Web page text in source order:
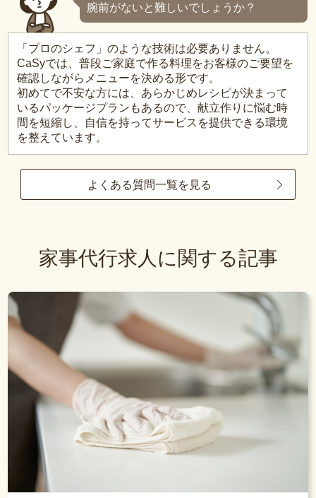
腕前がないと難しいでしょうか？
「プロのシェフ」のような技術は必要ありません。
CaSyでは、普段ご家庭で作る料理をお客様のご要望を
確認しながらメニューを決める形です。
初めてで不安な方には、あらかじめレシピが決まって
いるパッケージプランもあるので、献立作りに悩む時
間を短縮し、自信を持ってサービスを提供できる環境
を整えています。
よくある質問一覧を見る
家事代行求人に関する記事